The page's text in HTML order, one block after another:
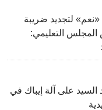
لتجديد ضريبة
المجلس التعليمي:
السيد على آلة إيباك في